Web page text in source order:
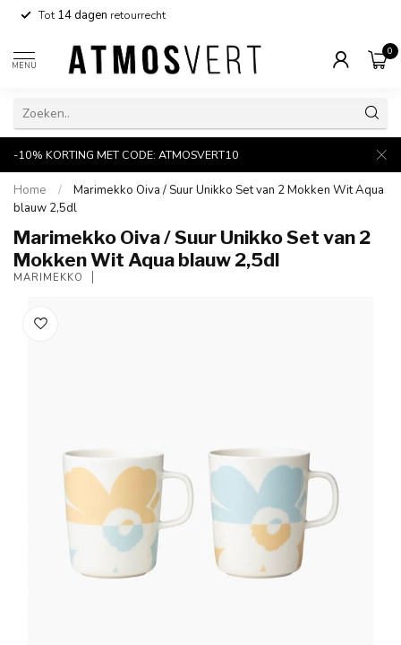
Tot14 dagen retourrecht
MENU
0
-10% KORTING MET CODE: ATMOSVERT10
Home /
Marimekko Oiva / Suur Unikko Set van 2 Mokken Wit Aqua
blauw 2,5dl
Marimekko Oiva / Suur Unikko Set van 2
Mokken Wit Aqua blauw 2,5dl
MARIMEKKO